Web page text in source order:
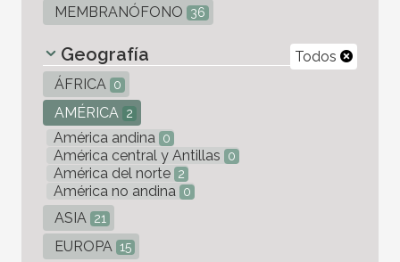
MEMBRANÓFONO 36
Todos
Geografía
ÁFRICA 0
AMÉRICA 2
América andina 0
América central y Antillas 0
América del norte 2
América no andina 0
ASIA 21
EUROPA 15